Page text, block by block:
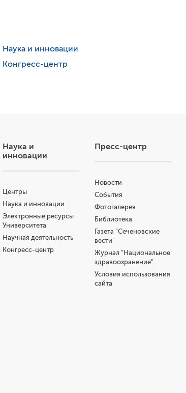
Наука и инновации
Конгресс-центр
Наука и
инновации
Центры
Наука и инновации
Электронные ресурсы
Университета
Научная деятельность
Конгресс-центр
Пресс-центр
Новости
События
Фотогалерея
Библиотека
Газета "Сеченовские
вести"
Журнал "Национальное
здравоохранение"
Условия использования
сайта